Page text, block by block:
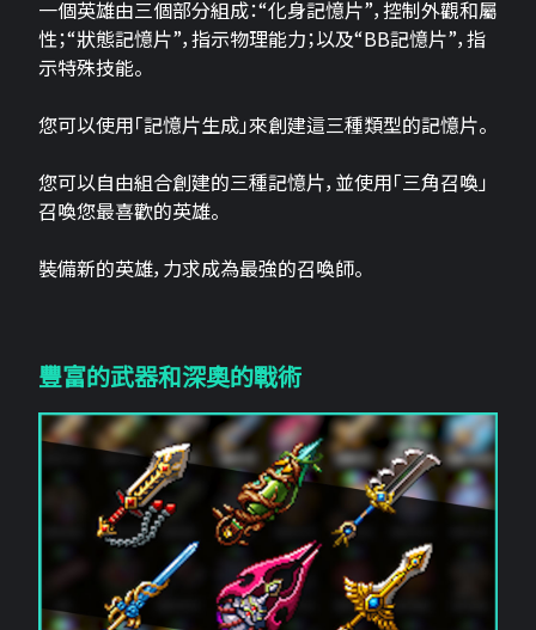
一個英雄由三個部分組成：“化身記憶片”，控制外觀和屬
性；“狀態記憶片”，指示物理能力；以及“BB記憶片”，指
示特殊技能。
您可以使用「記憶片生成」來創建這三​​種類型的記憶片。
您可以自由組合創建的三種記憶片，並使用「三角召喚」
召喚您最喜歡的英雄。
裝備新的英雄，力求成為最強的召喚師。
豐富的武器和深奧的戰術